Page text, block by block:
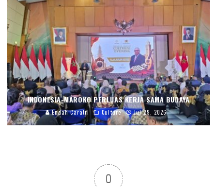
INDONESIA-MAROKO PERLUAS KERJA SAMA BUDAYA
Endah Caratri Culture Jul 29, 2026
0